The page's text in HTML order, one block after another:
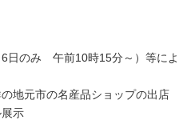
6日のみ 午前10時15分～）等によ
地元市の名産品ショップの出店
展示